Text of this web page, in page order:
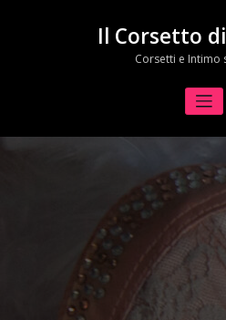
Il Corsetto
Corsetti e Intimo